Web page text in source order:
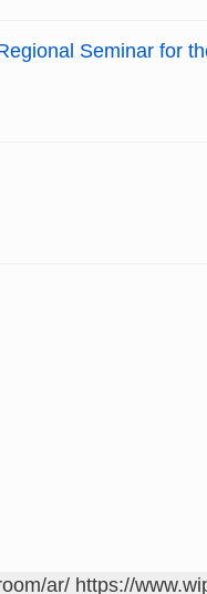
Seminar for
ar/ https://